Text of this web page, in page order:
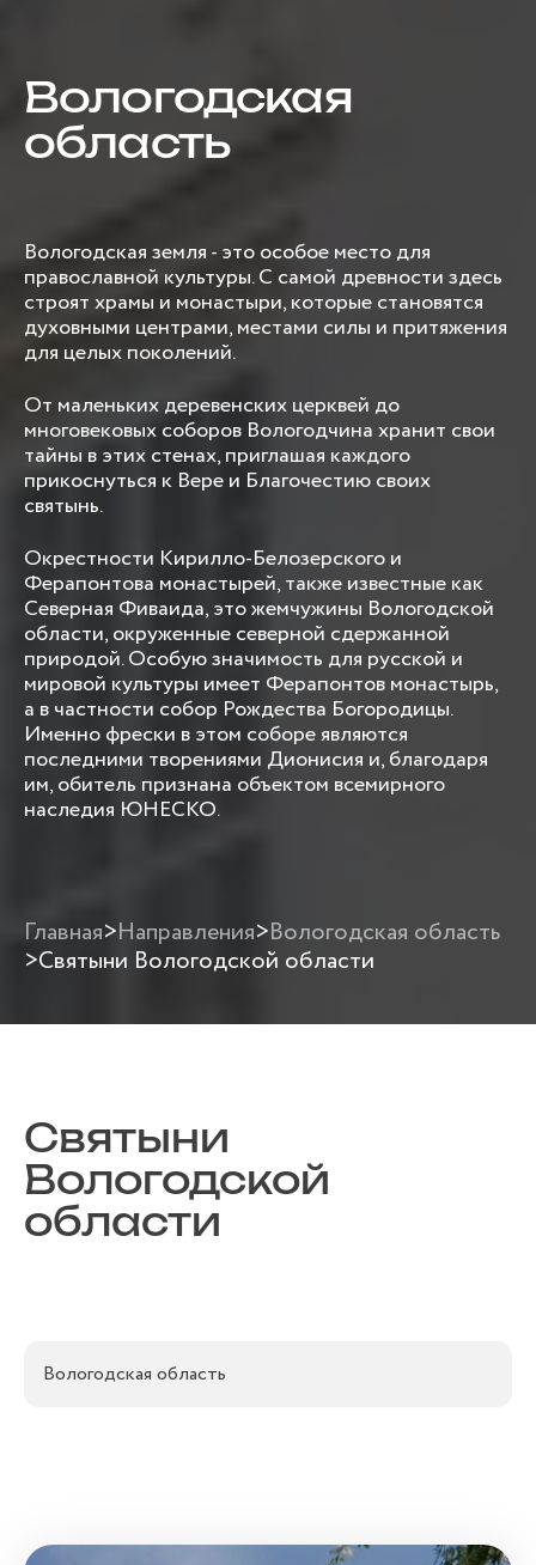
Вологодская
область
Вологодская земля - это особое место для
православной культуры. С самой древности здесь
строят храмы и монастыри, которые становятся
духовными центрами, местами силы и притяжения
для целых поколений.
От маленьких деревенских церквей до
многовековых соборов Вологодчина хранит свои
тайны в этих стенах, приглашая каждого
прикоснуться к Вере и Благочестию своих
святынь.
Окрестности Кирилло-Белозерского и
Ферапонтова монастырей, также известные как
Северная Фиваида, это жемчужины Вологодской
области, окруженные северной сдержанной
природой. Особую значимость для русской и
мировой культуры имеет Ферапонтов монастырь,
а в частности собор Рождества Богородицы.
Именно фрески в этом соборе являются
последними творениями Дионисия и, благодаря
им, обитель признана объектом всемирного
наследия ЮНЕСКО.
Главная>Направления>Вологодская область
>Святыни Вологодской области
Святыни
Вологодской
области
Вологодская область